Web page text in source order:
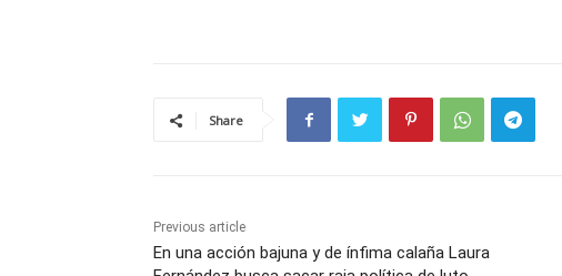
Share
Previous article
En una acción bajuna y de ínfima calaña Laura